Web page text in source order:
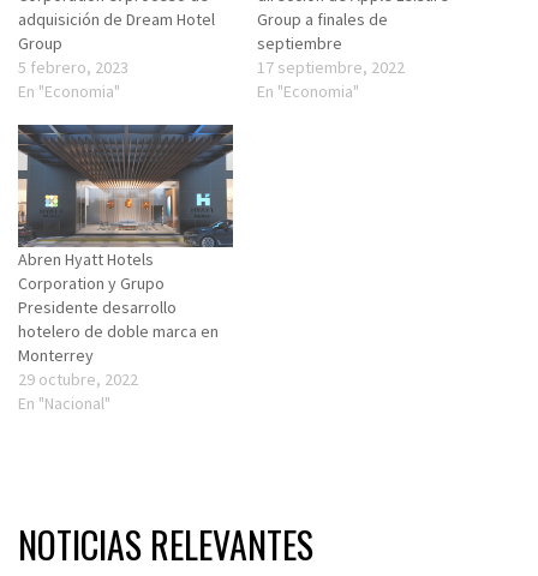
adquisición de Dream Hotel
Group
5 febrero, 2023
En "Economia"
Group a finales de
septiembre
17 septiembre, 2022
En "Economia"
Abren Hyatt Hotels
Corporation y Grupo
Presidente desarrollo
hotelero de doble marca en
Monterrey
29 octubre, 2022
En "Nacional"
NOTICIAS RELEVANTES